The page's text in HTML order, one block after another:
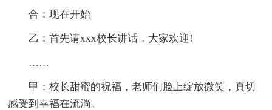
合：现在开始
乙：首先请xxx校长讲话，大家欢迎!
……
甲：校长甜蜜的祝福，老师们脸上绽放微笑，真切
感受到幸福在流淌。